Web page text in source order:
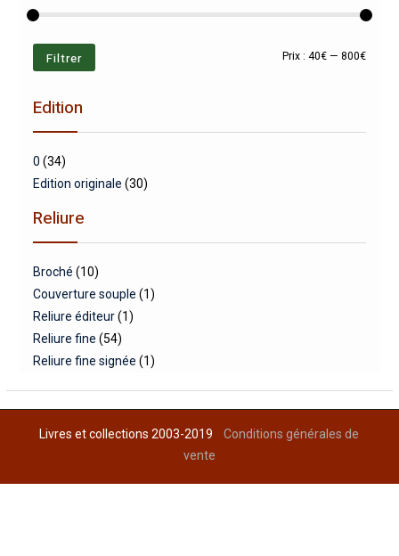
Prix
Prix
Filtrer Prix :40€ —800€
Edition
0 (34)
Edition originale (30)
Reliure
Broché (10)
Couverture souple (1)
Reliure éditeur (1)
Reliure fine (54)
Reliure fine signée (1)
Livres et collections 2003-2019Conditions générales de
vente